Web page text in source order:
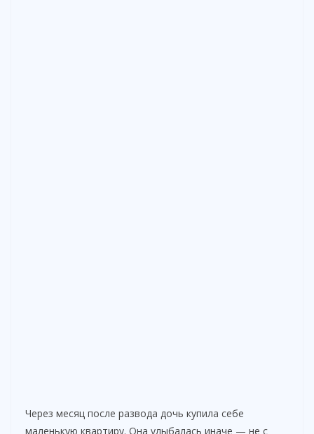
Через месяц после развода дочь купила себе
маленькую квартиру. Она улыбалась иначе — не с